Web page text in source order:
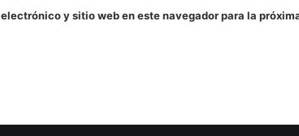
y sitio web en este navegador para la